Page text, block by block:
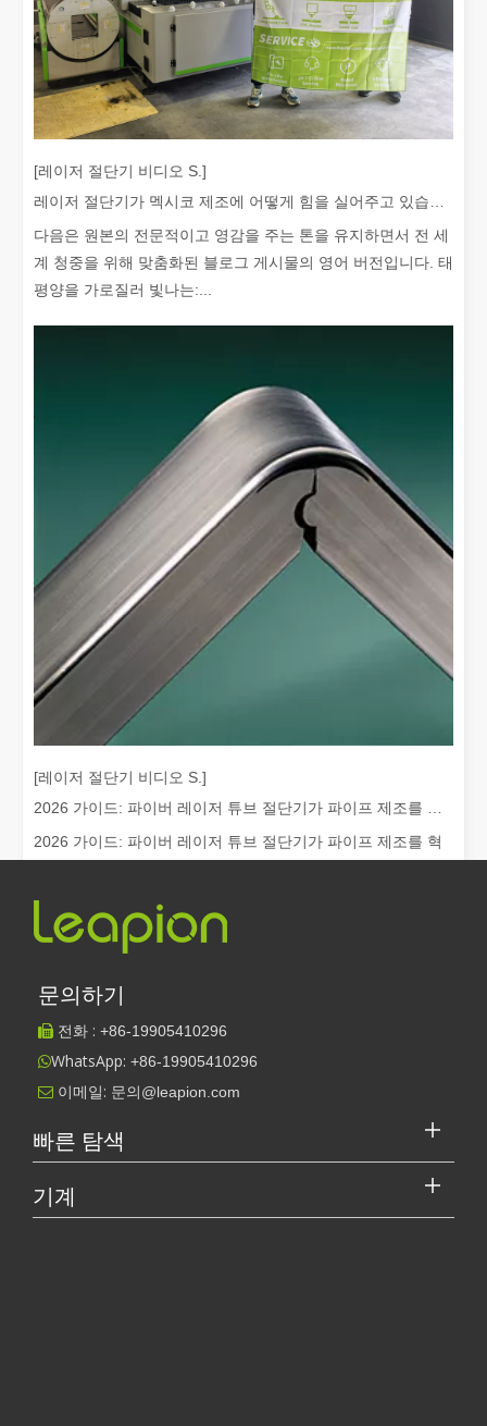
좋은 선택인가요? 레이저 용접은 얼마나 강력합니까?
레이저 용접은 뛰어난 정밀도와 효율성으로 현대 제조에 혁명을
레이저 절단이란 무엇입니까? 조각의 과학핵심적으로 레이저 절
[레이저 절단기 비디오 S.]
다음은 원본의 전문적이고 영감을 주는 톤을 유지하면서 전 세
계 청중을 위해 맞춤화된 블로그 게시물의 영어 버전입니다. 태
평양을 가로질러 빛나는:...
[레이저 절단기 비디오 S.]
2026 가이드: 파이버 레이저 튜브 절단기가 파이프 제조를 혁
문의하기
 전화 : +86-19905410296
WhatsApp: +86-19905410296
 이메일: 문의@leapion.com
빠른 탐색
기계